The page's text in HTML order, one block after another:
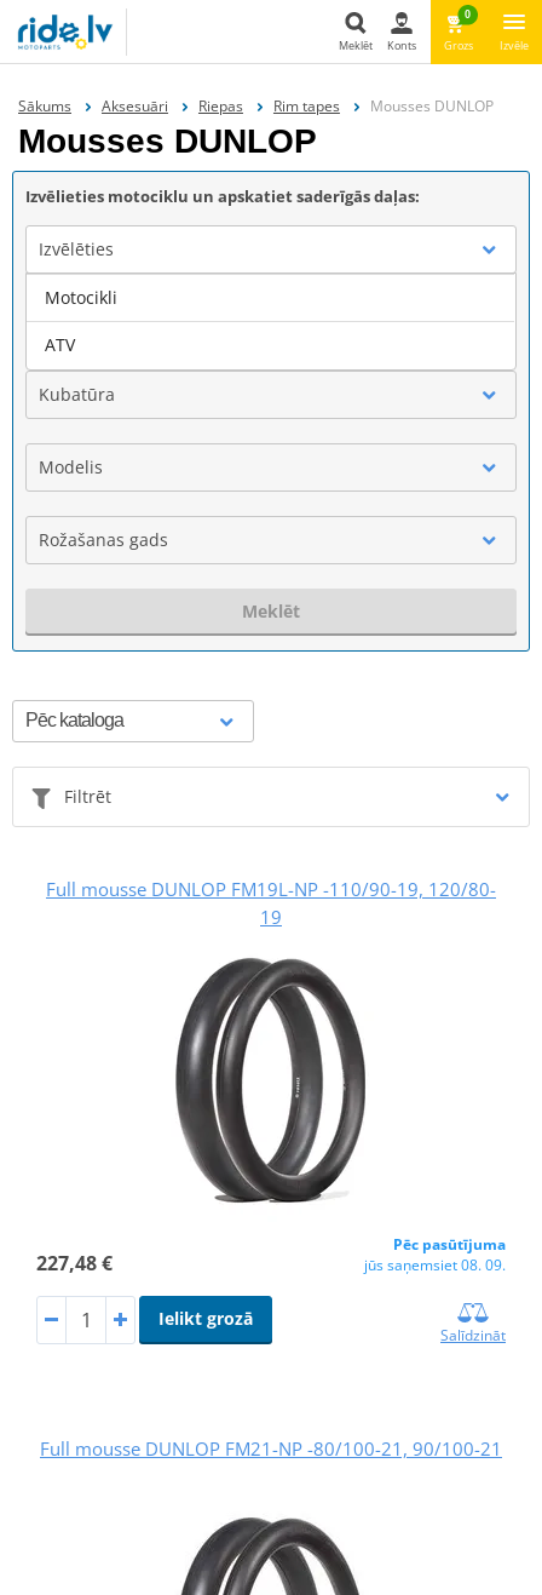
Meklēt
Meklēt Konts
0
Grozs Izvēle
Sākums Aksesuāri Riepas Rim tapes Mousses DUNLOP
Mousses DUNLOP
Izvēlieties motociklu un apskatiet saderīgās daļas:
Izvēlēties
Marka
Kubatūra
Modelis
Rožašanas gads
Meklēt
Filtrēt
Full mousse DUNLOP FM19L-NP -110/90-19, 120/80-
19
227,48 €
Pēc pasūtījuma
jūs saņemsiet 08. 09.
Ielikt grozā
Salīdzināt
Full mousse DUNLOP FM21-NP -80/100-21, 90/100-21
Motocikli
ATV